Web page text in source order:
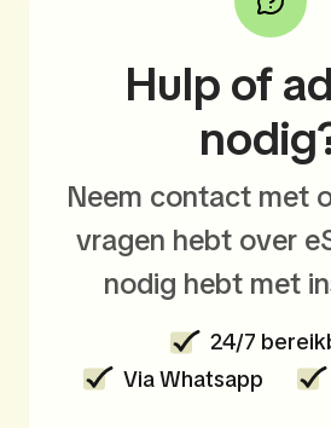
Hulp of
Neem contact met
vragen hebt over
nodig hebt met
24/7
Via Whatsapp